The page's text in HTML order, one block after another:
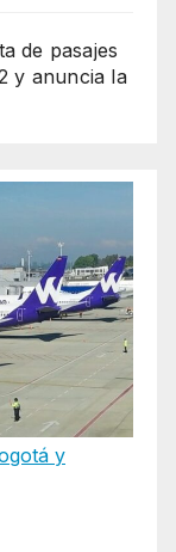
de pasajes
y anuncia la
y